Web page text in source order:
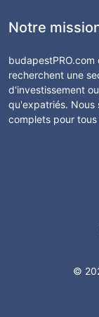
Notre
recherchent une
d'investissement
qu'expatriés. Nous
complets pour tous
©